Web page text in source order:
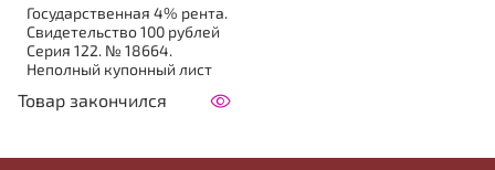
Государственная 4% рента.
Свидетельство 100 рублей
Серия 122. № 18664.
Неполный купонный лист
Товар закончился